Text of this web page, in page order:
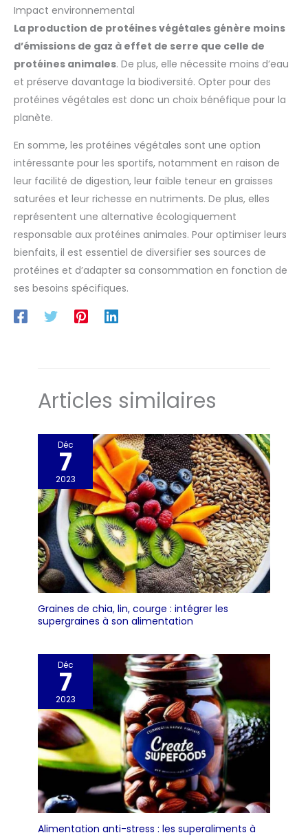
Impact environnemental
La production de protéines végétales génère moins
d’émissions de gaz à effet de serre que celle de
protéines animales. De plus, elle nécessite moins d’eau
et préserve davantage la biodiversité. Opter pour des
protéines végétales est donc un choix bénéfique pour la
planète.
En somme, les protéines végétales sont une option
intéressante pour les sportifs, notamment en raison de
leur facilité de digestion, leur faible teneur en graisses
saturées et leur richesse en nutriments. De plus, elles
représentent une alternative écologiquement
responsable aux protéines animales. Pour optimiser leurs
bienfaits, il est essentiel de diversifier ses sources de
protéines et d’adapter sa consommation en fonction de
ses besoins spécifiques.
Articles similaires
Déc
7
2023
Graines de chia, lin, courge : intégrer les
supergraines à son alimentation
Déc
7
2023
Alimentation anti-stress : les superaliments à